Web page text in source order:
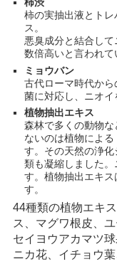
柿の実抽出液とト
ス。
悪臭成分と結合し
数倍高いと言われて
ミョウバン
古代ローマ時代か
菌に対応し、ニオイ
植物抽出エキス
森林で多くの動物
ないのは植物によ
す。その天然の浄
類も凝縮しました
す。植物抽出エキ
す。
44種類の植物エキ
ス、マグワ根皮、
セイヨウアカマツ
ニカ花、イチョウ